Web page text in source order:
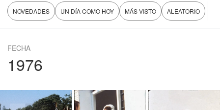
NOVEDADES UN DÍA COMO HOY MÁS VISTO ALEATORIO
FECHA
1976